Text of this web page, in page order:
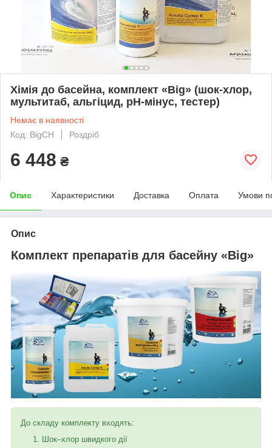
Хімія до басейна, комплект «Big» (шок-хлор,
мультитаб, альгіцид, pH-мінус, тестер)
Немає в наявності
Код: BigCH
Роздріб
6 448 ₴
Опис Характеристики Доставка Оплата Умови
Опис
Комплект препаратів для басейну «Big»
До складу комплекту входять:
Шок–хлор швидкого дії